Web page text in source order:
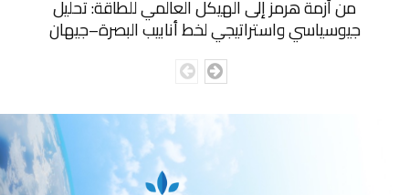
من أزمة هرمز إلى الهيكل العالمي للطاقة: تحليل
جيوسياسي واستراتيجي لخط أنابيب البصرة–جيهان